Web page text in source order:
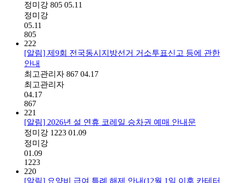
정미강 805 05.11
정미강
05.11
805
222
[알림] 제9회 전국동시지방선거 거소투표신고 등에 관한
안내
최고관리자 867 04.17
최고관리자
04.17
867
221
[알림] 2026년 설 연휴 코레일 승차권 예매 안내문
정미강 1223 01.09
정미강
01.09
1223
220
[알림] 요양비 급여 특례 해제 안내(12월 1일 이후 카테터